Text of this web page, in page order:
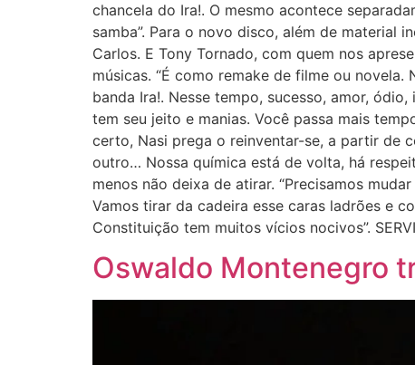
chancela do Ira!. O mesmo acontece
samba”. Para o novo disco, além de material
Carlos. E Tony Tornado, com quem nos
músicas. “É como remake de filme ou
banda Ira!. Nesse tempo, sucesso, amor,
tem seu jeito e manias. Você passa mais
certo, Nasi prega o reinventar-se, a partir de
outro… Nossa química está de volta, há
menos não deixa de atirar. “Precisamos
Vamos tirar da cadeira esse caras ladrões e
Constituição tem muitos vícios nocivos”.
Oswaldo Montenegro